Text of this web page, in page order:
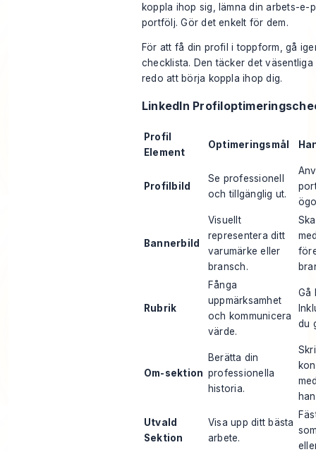
koppla ihop sig, lämna din arbets-e-
portfölj. Gör det enkelt för dem.
För att få din profil i toppform, gå
checklista. Den täcker det
redo att börja koppla ihop dig.
LinkedIn
Profil
Element
Optimeringsmål
Profilbild
Se professionell
och tillgänglig ut.
Bannerbild
Visuellt
representera ditt
varumärke eller
bransch.
Rubrik
Fånga
uppmärksamhet
och kommunicera
värde.
Gå
du
Om-sektion
Berätta din
professionella
historia.
Utvald
Sektion
Visa upp ditt bästa
arbete.